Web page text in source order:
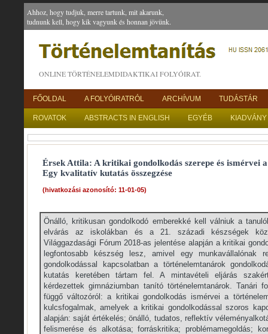
Ahhoz, hogy tudjuk, merre tartunk, mit akarunk,
tudnunk kell, hogy kik vagyunk és honnan jövünk.
ONLINE TÖRTÉNELEMDIDAKTIKAI FOLYÓIRAT.
FŐOLDAL A FOLYÓIRATRÓL ARCHÍVUM TUDÁSTÁR
ROVATOK ABSTRACTS IN ENGLISH EGYÉB
Érsek Attila: A kritikai gondolkodás szerepe és ismérvei
Egy kvalitatív kutatás összegzése
(hivatkozási azonosító: 11-01-05)
Önálló, kritikusan gondolkodó emberekké kell válniuk a
elvárás az iskolákban és a 21. századi készségek
Világgazdasági Fórum 2018-as jelentése alapján a kritikai
legfontosabb készség lesz, amivel egy munkavállalónak
gondolkodással kapcsolatban a történelemtanárok
kutatás keretében tártam fel. A mintavételi eljárás
kérdezettek gimnáziumban tanító történelemtanárok. Tanári
függő változóról: a kritikai gondolkodás ismérvei a
kulcsfogalmak, amelyek a kritikai gondolkodással szoros
alapján: saját értékelés; önálló, tudatos, reflektív
felismerése és alkotása; forráskritika; problémamegoldás;